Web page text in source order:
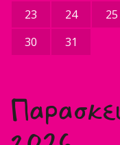
23
24 25
30
31